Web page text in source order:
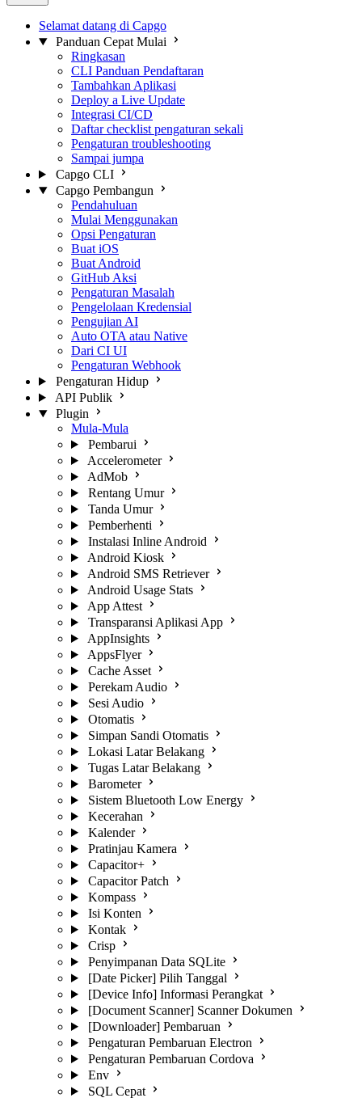
Selamat datang di Capgo
Panduan Cepat Mulai
Ringkasan
CLI Panduan Pendaftaran
Tambahkan Aplikasi
Deploy a Live Update
Integrasi CI/CD
Daftar checklist pengaturan sekali
Pengaturan troubleshooting
Sampai jumpa
Capgo CLI
Capgo Pembangun
Pendahuluan
Mulai Menggunakan
Opsi Pengaturan
Buat iOS
Buat Android
GitHub Aksi
Pengaturan Masalah
Pengelolaan Kredensial
Pengujian AI
Auto OTA atau Native
Dari CI UI
Pengaturan Webhook
Pengaturan Hidup
API Publik
Plugin
Mula-Mula
Pembarui
Accelerometer
AdMob
Rentang Umur
Tanda Umur
Pemberhenti
Instalasi Inline Android
Android Kiosk
Android SMS Retriever
Android Usage Stats
App Attest
Transparansi Aplikasi App
AppInsights
AppsFlyer
Cache Asset
Perekam Audio
Sesi Audio
Otomatis
Simpan Sandi Otomatis
Lokasi Latar Belakang
Tugas Latar Belakang
Barometer
Sistem Bluetooth Low Energy
Kecerahan
Kalender
Pratinjau Kamera
Capacitor+
Capacitor Patch
Kompass
Isi Konten
Kontak
Crisp
Penyimpanan Data SQLite
[Date Picker] Pilih Tanggal
[Device Info] Informasi Perangkat
[Document Scanner] Scanner Dokumen
[Downloader] Pembaruan
Pengaturan Pembaruan Electron
Pengaturan Pembaruan Cordova
Env
SQL Cepat